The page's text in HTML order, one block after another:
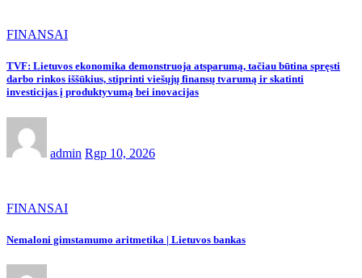
FINANSAI
TVF: Lietuvos ekonomika demonstruoja atsparumą, tačiau būtina spręsti
darbo rinkos iššūkius, stiprinti viešųjų finansų tvarumą ir skatinti
investicijas į produktyvumą bei inovacijas
admin Rgp 10, 2026
FINANSAI
Nemaloni gimstamumo aritmetika | Lietuvos bankas